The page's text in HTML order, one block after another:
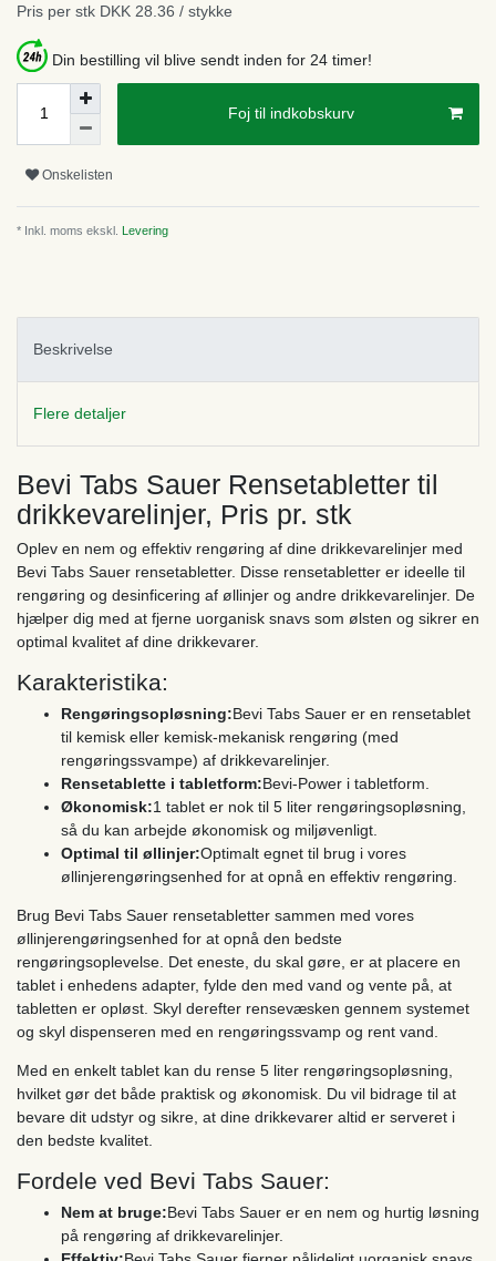
Pris per stk DKK 28.36 / stykke
Din bestilling vil blive sendt inden for 24 timer!
Foj til indkobskurv
Onskelisten
* Inkl. moms ekskl. Levering
Beskrivelse
Flere detaljer
Bevi Tabs Sauer Rensetabletter til
drikkevarelinjer, Pris pr. stk
Oplev en nem og effektiv rengøring af dine drikkevarelinjer med
Bevi Tabs Sauer rensetabletter. Disse rensetabletter er ideelle til
rengøring og desinficering af øllinjer og andre drikkevarelinjer. De
hjælper dig med at fjerne uorganisk snavs som ølsten og sikrer en
optimal kvalitet af dine drikkevarer.
Karakteristika:
Rengøringsopløsning:Bevi Tabs Sauer er en rensetablet
til kemisk eller kemisk-mekanisk rengøring (med
rengøringssvampe) af drikkevarelinjer.
Rensetablette i tabletform:Bevi-Power i tabletform.
Økonomisk:1 tablet er nok til 5 liter rengøringsopløsning,
så du kan arbejde økonomisk og miljøvenligt.
Optimal til øllinjer:Optimalt egnet til brug i vores
øllinjerengøringsenhed for at opnå en effektiv rengøring.
Brug Bevi Tabs Sauer rensetabletter sammen med vores
øllinjerengøringsenhed for at opnå den bedste
rengøringsoplevelse. Det eneste, du skal gøre, er at placere en
tablet i enhedens adapter, fylde den med vand og vente på, at
tabletten er opløst. Skyl derefter rensevæsken gennem systemet
og skyl dispenseren med en rengøringssvamp og rent vand.
Med en enkelt tablet kan du rense 5 liter rengøringsopløsning,
hvilket gør det både praktisk og økonomisk. Du vil bidrage til at
bevare dit udstyr og sikre, at dine drikkevarer altid er serveret i
den bedste kvalitet.
Fordele ved Bevi Tabs Sauer:
Nem at bruge:Bevi Tabs Sauer er en nem og hurtig løsning
på rengøring af drikkevarelinjer.